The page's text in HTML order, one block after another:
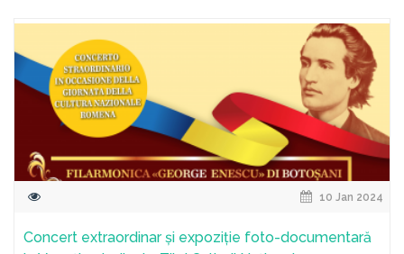
10 Jan 2024
Concert extraordinar și expoziție foto-documentară